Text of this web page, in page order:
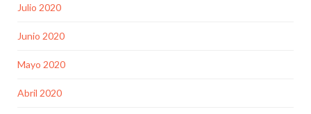
Julio 2020
Junio 2020
Mayo 2020
Abril 2020